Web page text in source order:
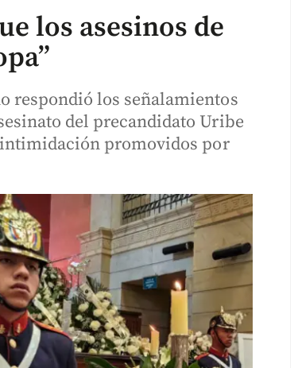
los asesinos de
respondió los señalamientos
del precandidato Uribe
promovidos por